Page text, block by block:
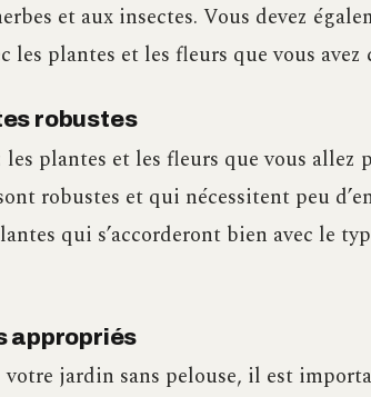
et aux insectes. Vous devez
les plantes et les fleurs que vous avez
robustes
les plantes et les fleurs que vous
robustes et qui nécessitent peu
qui s’accorderont bien avec le
appropriés
votre jardin sans pelouse, il est